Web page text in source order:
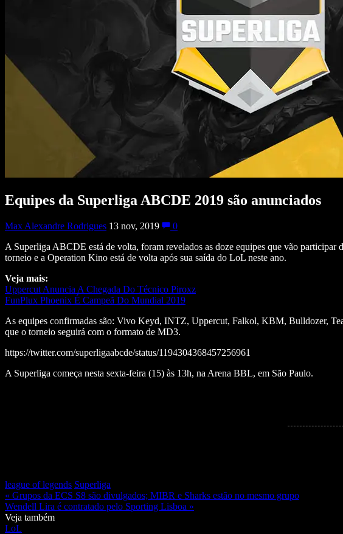
Equipes da Superliga ABCDE 2019 são anunciados
Max Alexandre Rodrigues 13 nov, 2019
0
A Superliga ABCDE está de volta, foram revelados as doze equipes que vão
torneio e a Operation Kino está de volta após sua saída do LoL neste ano.
Veja mais:
Uppercut Anuncia A Chegada Do Técnico Piroxz
FunPlux Phoenix É Campeã Do Mundial 2019
As equipes confirmadas são: Vivo Keyd, INTZ, Uppercut, Falkol, KBM, Bulldozer,
que o torneio seguirá com o formato de MD3.
https://twitter.com/superligaabcde/status/1194304368457256961
A Superliga começa nesta sexta-feira (15) às 13h, na Arena BBL, em São Paulo.
league of legends Superliga
« Grupos da ECS S8 são divulgados; MIBR e Sharks estão no mesmo grupo
Wendell Lira é contratado pelo Sporting Lisboa »
Veja também
LoL